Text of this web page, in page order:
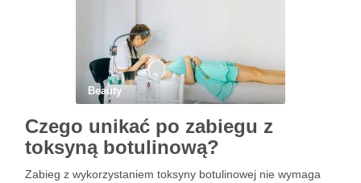
Beauty
Czego unikać po zabiegu z
toksyną botulinową?
Zabieg z wykorzystaniem toksyny botulinowej nie wymaga